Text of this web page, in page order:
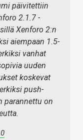
päivitettiin
2.1.7 -
Xenforo 2:n
aiempaan 1.5-
vanhat
uuden
koskevat
push-
parannettu on